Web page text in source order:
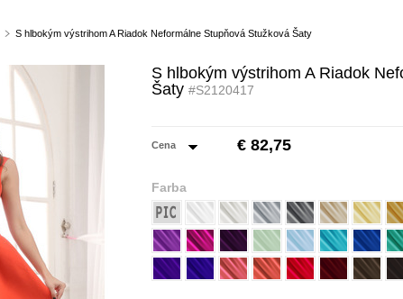
S hlbokým výstrihom A Riadok Neformálne Stupňová Stužková Šaty
S hlbokým výstrihom A Riadok
Šaty #S2120417
Cena € 82,75
Farba